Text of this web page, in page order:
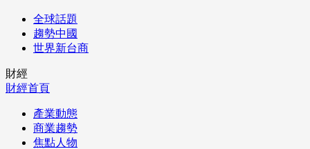
全球話題
趨勢中國
世界新台商
財經
財經首頁
產業動態
商業趨勢
焦點人物